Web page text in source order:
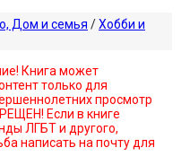
Дом и семья /Хобби и
Книга может
только для
просмотр
Если в книге
ЛГБТ и другого,
написать на почту для